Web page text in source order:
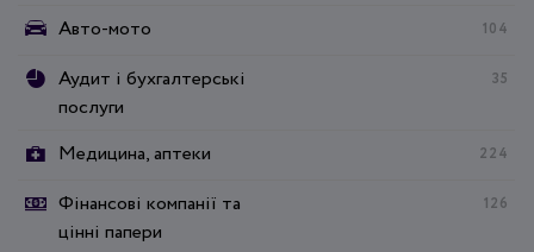
Авто-мото
104
Аудит і бухгалтерські
послуги
35
Медицина, аптеки 224
Фінансові компанії та
цінні папери
126